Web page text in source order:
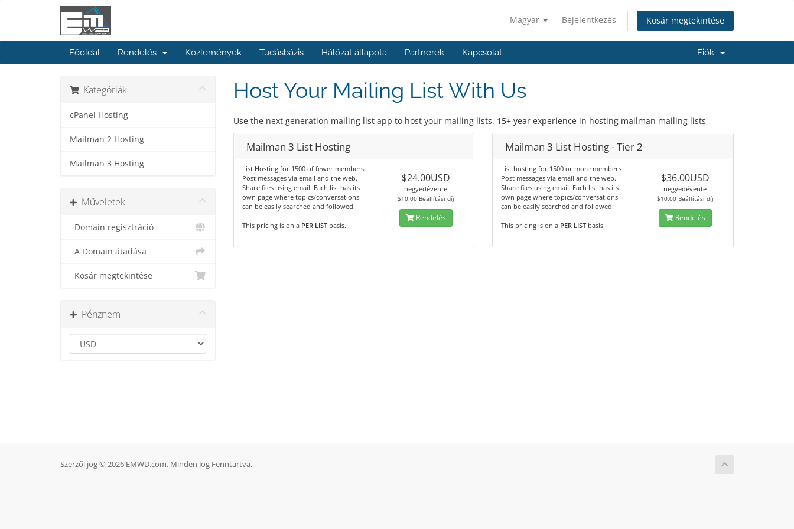
Magyar Bejelentkezés Kosár megtekintése
Főoldal Rendelés Közlemények Tudásbázis Hálózat állapota Partnerek Kapcsolat Fiók
Kategóriák
cPanel Hosting
Mailman 2 Hosting
Mailman 3 Hosting
Műveletek
Domain regisztráció
A Domain átadása
Kosár megtekintése
Pénznem
Host Your Mailing List With Us
Use the next generation mailing list app to host your mailing lists. 15+ year experience in hosting mailman mailing lists
Mailman 3 List Hosting
List Hosting for 1500 of fewer members
Post messages via email and the web.
Share files using email. Each list has its
own page where topics/conversations
can be easily searched and followed.
This pricing is on a PER LISTbasis.
$24.00USD
negyedévente
$10.00 Beállítási díj
Rendelés
Mailman 3 List Hosting - Tier 2
List hosting for 1500 or more members
Post messages via email and the web.
Share files using email. Each list has its
own page where topics/conversations
can be easily searched and followed.
This pricing is on a PER LIST basis.
$36.00USD
negyedévente
$10.00 Beállítási díj
Rendelés
Szerzői jog © 2026 EMWD.com. Minden Jog Fenntartva.